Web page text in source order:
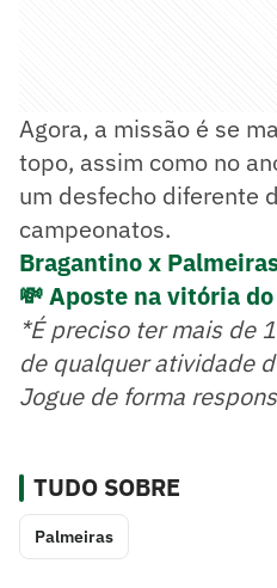
Agora, a missão é se
topo, assim como no
um desfecho diferente
campeonatos.
Bragantino x
💸 Aposte na vitória
*É preciso ter mais de
de qualquer atividade
Jogue de forma
TUDO SOBRE
Palmeiras